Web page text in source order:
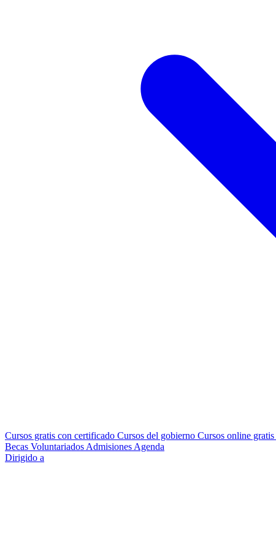
Cursos gratis con certificado Cursos del gobierno Cursos online gratis
Becas Voluntariados Admisiones Agenda
Dirigido a